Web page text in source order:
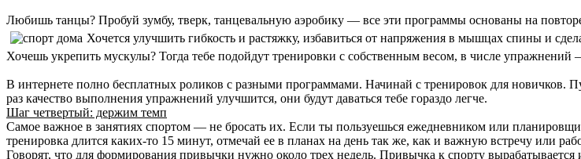
Любишь танцы? Пробуй зумбу, тверк, танцевальную аэробику — все эти программы основаны на
Хочется улучшить гибкость и растяжку, избавиться от напряжения в мышцах спины и
Хочешь укрепить мускулы? Тогда тебе подойдут тренировки с собственным весом, в числе
В интернете полно бесплатных роликов с разными программами. Начинай с тренировок для новичков.
раз качество выполнения упражнений улучшится, они будут даваться тебе гораздо легче.
Шаг четвертый: держим темп
Самое важное в занятиях спортом — не бросать их. Если ты пользуешься ежедневником или
тренировка длится каких-то 15 минут, отмечай ее в планах на день так же, как и важную встречу или
Говорят, что для формирования привычки нужно около трех недель. Привычка к спорту